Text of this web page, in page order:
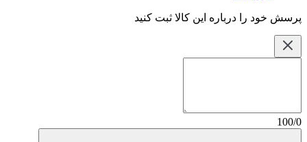
پرسش خود را درباره این کالا ثبت کنید
100/0